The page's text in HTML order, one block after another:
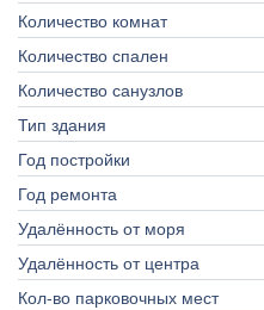
Количество комнат
Количество спален
Количество санузлов
Тип здания
Год постройки
Год ремонта
Удалённость от моря
Удалённость от центра
Кол-во парковочных мест